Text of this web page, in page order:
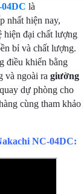
là
nhất hiện nay,
hiện đại chất lượng
bỉ và chất lượng.
điều khiển bằng
và ngoài ra giường
dự phòng cho
cùng tham khảo
NC-04DC: